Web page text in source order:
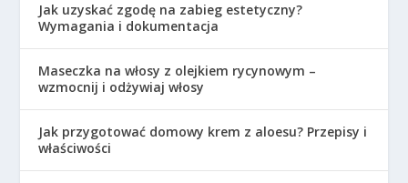
Jak uzyskać zgodę na zabieg estetyczny?
Wymagania i dokumentacja
Maseczka na włosy z olejkiem rycynowym –
wzmocnij i odżywiaj włosy
Jak przygotować domowy krem z aloesu? Przepisy i
właściwości